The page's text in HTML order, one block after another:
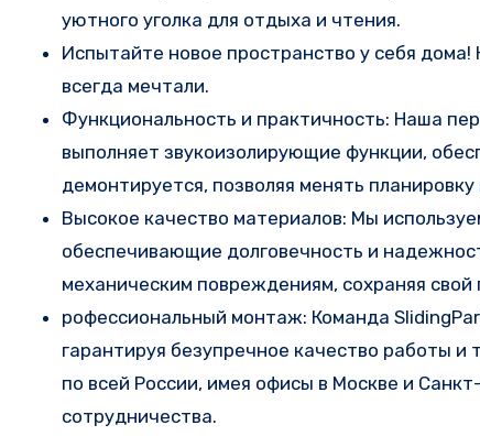
уютного уголка для отдыха и чтения.
Испытайте новое пространство у себя
всегда мечтали.
Функциональность и практичность: Наша
выполняет звукоизолирующие функции,
демонтируется, позволяя менять
Высокое качество материалов: Мы
обеспечивающие долговечность и
механическим повреждениям, сохраняя
рофессиональный монтаж: Команда
гарантируя безупречное качество работы
по всей России, имея офисы в Москве и
сотрудничества.